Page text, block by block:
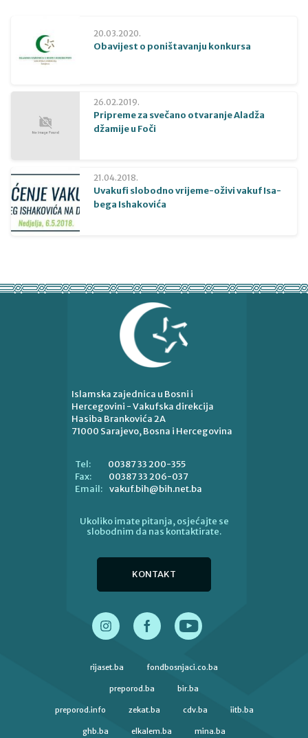
20.03.2020.
Obavijest o poništavanju konkursa
26.02.2019.
Pripreme za svečano otvaranje Aladža
džamije u Foči
21.04.2018.
Uvakufi slobodno vrijeme-oživi vakuf Isa-
bega Ishakovića
Islamska zajednica u Bosni i
Hercegovini - Vakufska direkcija
Hasiba Brankovića 2A
71000 Sarajevo, Bosna i Hercegovina
Tel:
00387 33 200-355
Fax:
00387 33 206-037
Email: vakuf.bih@bih.net.ba
Ukoliko imate pitanja, osjećajte se
slobodnim da nas kontaktirate.
KONTAKT
rijaset.ba fondbosnjaci.co.ba
preporod.ba bir.ba
preporod.info zekat.ba cdv.ba iitb.ba
ghb.ba elkalem.ba mina.ba